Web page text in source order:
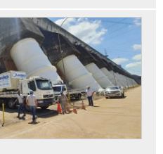
de poço artesiano
artesianos
de poços